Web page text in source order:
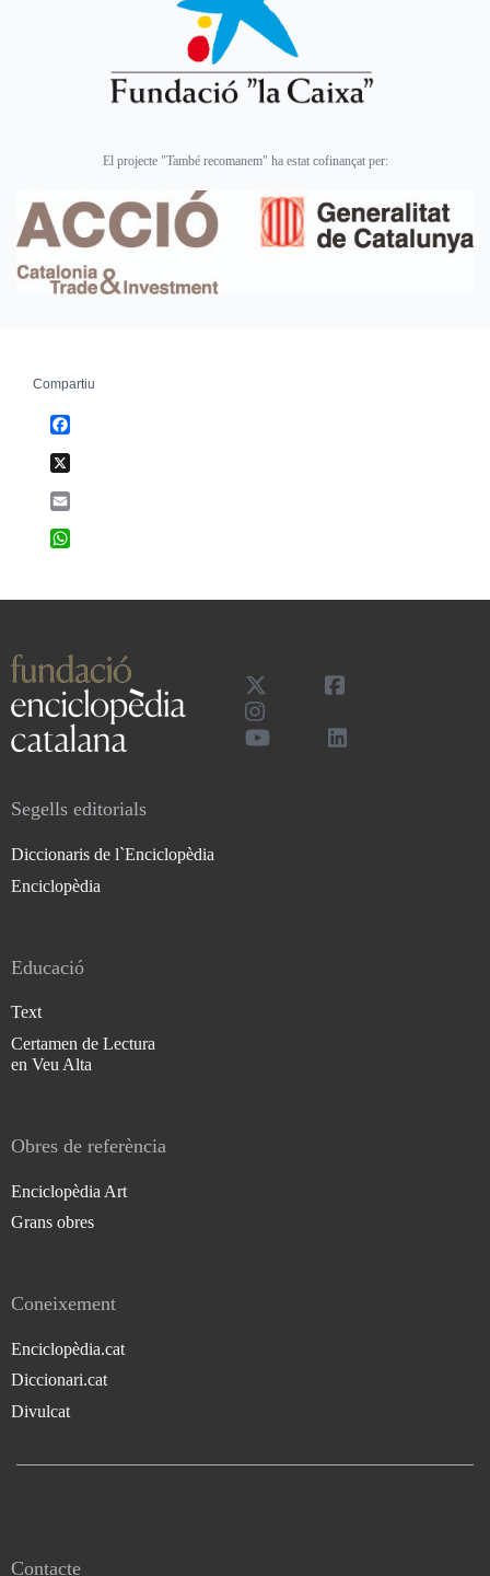
El projecte "També recomanem" ha estat cofinançat per:
Compartiu
Segells editorials
Diccionaris de l`Enciclopèdia
Enciclopèdia
Educació
Text
Certamen de Lectura
en Veu Alta
Obres de referència
Enciclopèdia Art
Grans obres
Coneixement
Enciclopèdia.cat
Diccionari.cat
Divulcat
Contacte